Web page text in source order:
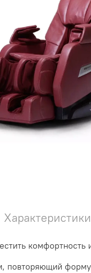
Характеристики
повторяющий